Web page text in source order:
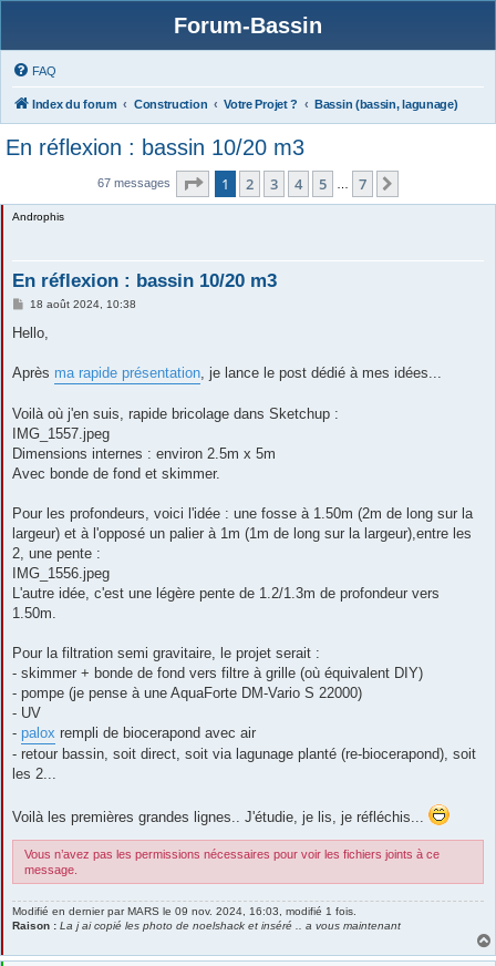
Forum-Bassin
FAQ
Index du forum Construction Votre Projet ? Bassin (bassin, lagunage)
En réflexion : bassin 10/20 m3
67 messages Page 1sur7
1 2 3 4 5 7
Androphis
En réflexion : bassin 10/20 m3
M
s
g
18 août 2024, 10:38
Hello,
Après ma rapide présentation, je lance le post dédié à mes idées...
Voilà où j'en suis, rapide bricolage dans Sketchup :
IMG_1557.jpeg
Dimensions internes : environ 2.5m x 5m
Avec bonde de fond et skimmer.
Pour les profondeurs, voici l'idée : une fosse à 1.50m (2m de long sur la
largeur) et à l'opposé un palier à 1m (1m de long sur la largeur),entre les
2, une pente :
IMG_1556.jpeg
L'autre idée, c'est une légère pente de 1.2/1.3m de profondeur vers
1.50m.
Pour la filtration semi gravitaire, le projet serait :
- skimmer + bonde de fond vers filtre à grille (où équivalent DIY)
- pompe (je pense à une AquaForte DM-Vario S 22000)
- UV
- palox rempli de biocerapond avec air
- retour bassin, soit direct, soit via lagunage planté (re-biocerapond), soit
les 2...
Voilà les premières grandes lignes.. J'étudie, je lis, je réfléchis...
Vous n’avez pas les permissions nécessaires pour voir les fichiers joints à ce
message.
Modifié en dernier parMARS le 09 nov. 2024, 16:03, modifié 1 fois.
Raison : La j ai copié les photo de noelshack et inséré .. a vous maintenant